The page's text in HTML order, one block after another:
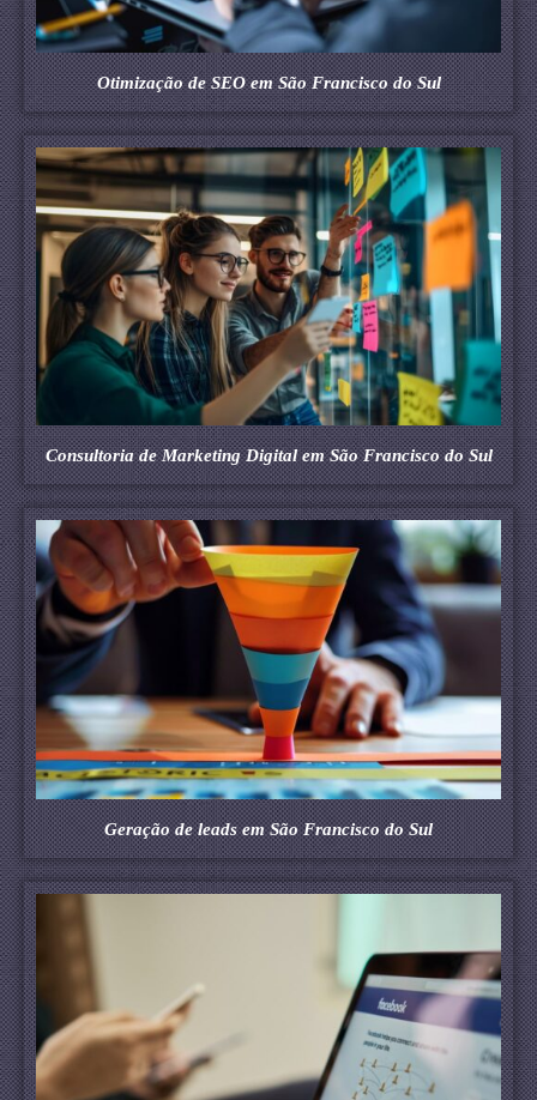
Otimização de SEO em São Francisco do Sul
Consultoria de Marketing Digital em São Francisco do Sul
Geração de leads em São Francisco do Sul